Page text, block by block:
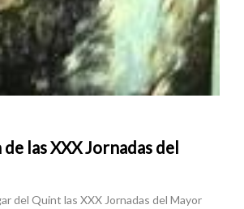
las XXX Jornadas del
del Quint las XXX Jornadas del Mayor